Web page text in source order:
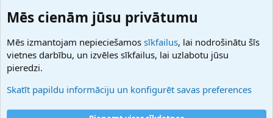
Domainforum.ro
27.be
Hostmaria
Atbalsts
Palīdzība
Noteikumi un nosacījumi
Privātuma politika
Mēs cienām jūsu privātumu
Mēs izmantojam nepieciešamos sīkfailus, lai nodrošinātu šīs
vietnes darbību, un izvēles sīkfailus, lai uzlabotu jūsu
pieredzi.
Skatīt papildu informāciju un konfigurēt savas preferences